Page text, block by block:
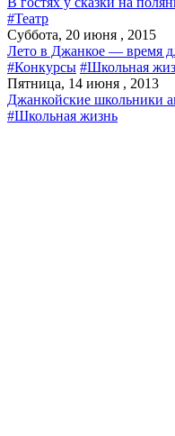
#Театр
Суббота, 20 июня , 2015
Лето в Джанкое — время
#Конкурсы #Школьная
Пятница, 14 июня , 2013
Джанкойские школьники
#Школьная жизнь